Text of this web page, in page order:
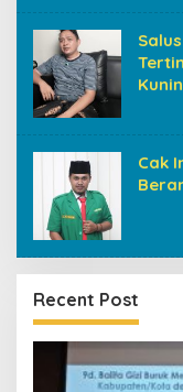
Cak
Recent Post